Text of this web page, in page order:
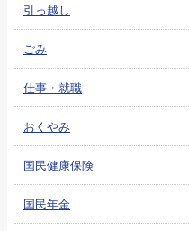
引っ越し
ごみ
仕事・就職
おくやみ
国民健康保険
国民年金